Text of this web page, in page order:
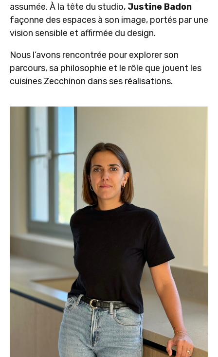
assumée. À la tête du studio, Justine Badon
façonne des espaces à son image, portés par une
vision sensible et affirmée du design.
Nous l’avons rencontrée pour explorer son
parcours, sa philosophie et le rôle que jouent les
cuisines Zecchinon dans ses réalisations.